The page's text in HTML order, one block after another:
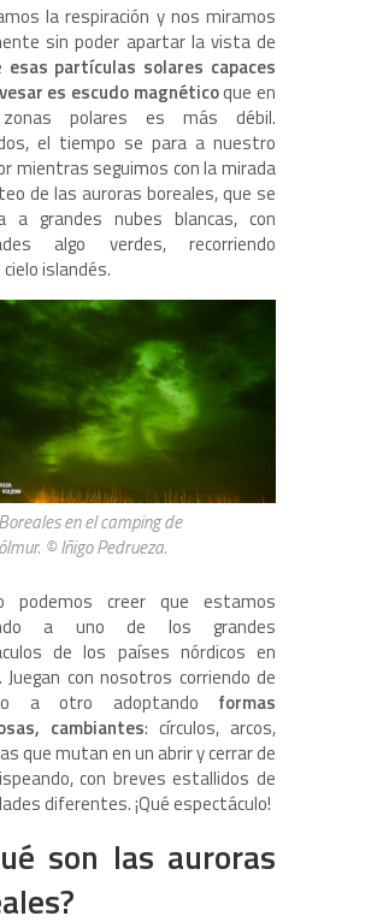
la respiración y nos miramos
sin poder apartar la vista de
esas partículas solares capaces
es escudo magnéticoque en
polares es más débil.
el tiempo se para a nuestro
mientras seguimos con la mirada
de las auroras boreales, que se
a grandes nubes blancas, con
algo verdes, recorriendo
islandés.
en el camping de
© Iñigo Pedrueza.
podemos creer que estamos
a uno de los grandes
de los países nórdicos en
Juegan con nosotros corriendo de
a otro adoptando formas
cambiantes: círculos, arcos,
que mutan en un abrir y cerrar de
con breves estallidos de
diferentes. ¡Qué espectáculo!
son las auroras